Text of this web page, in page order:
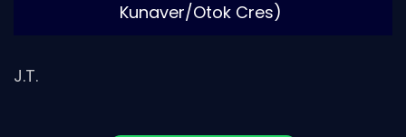
Kunaver/Otok Cres)
J.T.